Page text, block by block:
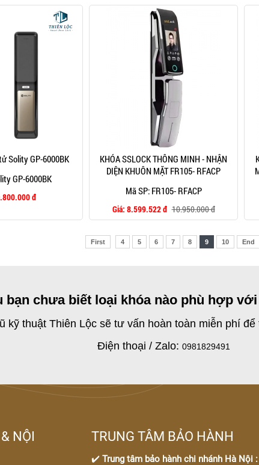
Solity GP-6000BK
GP-6000BK
đ
KHÓA SSLOCK THÔNG MINH - NHẬN
DIỆN KHUÔN MẶT FR105- RFACP
Mã SP: FR105- RFACP
Giá: 8.599.522 đ 10.950.000 đ
First 4 5 6 7 8 9 10 End
bạn chưa biết loại khóa nào phù hợp
kỹ thuật Thiên Lộc sẽ tư vấn hoàn toàn miễn phí
Điện thoại / Zalo: 0981829491
NỘI
TRUNG TÂM BẢO HÀNH
✔️ Trung tâm bảo hành chi nhánh Hà Nội :